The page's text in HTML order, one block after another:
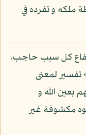
و تفرده في
كل سبب حاجب،
تفسير لمعنى
بعين الله و
مكشوفة غير